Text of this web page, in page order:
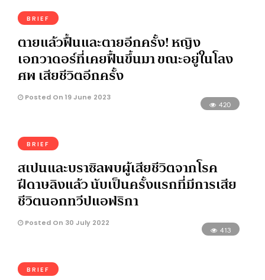
BRIEF
ตายแล้วฟื้นและตายอีกครั้ง! หญิง
เอกวาดอร์ที่เคยฟื้นขึ้นมา ขณะอยู่ในโลง
ศพ เสียชีวิตอีกครั้ง
Posted On 19 June 2023
420
BRIEF
สเปนและบราซิลพบผู้เสียชีวิตจากโรค
ฝีดาษลิงแล้ว นับเป็นครั้งแรกที่มีการเสีย
ชีวิตนอกทวีปแอฟริกา
Posted On 30 July 2022
413
BRIEF